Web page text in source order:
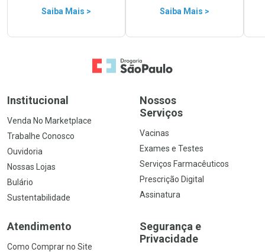
Saiba Mais > Saiba Mais >
Ir para a Home
Institucional
Venda No Marketplace
Trabalhe Conosco
Ouvidoria
Nossas Lojas
Bulário
Sustentabilidade
Nossos
Serviços
Vacinas
Exames e Testes
Serviços Farmacêuticos
Prescrição Digital
Assinatura
Atendimento
Como Comprar no Site
Segurança e
Privacidade